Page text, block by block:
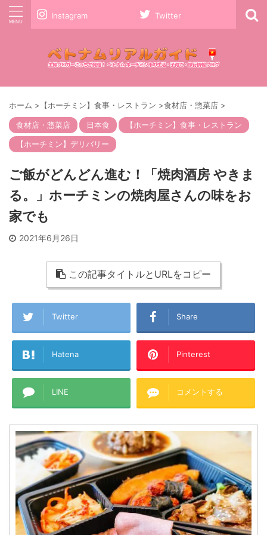
Instagram Twitter
ホーム > 【ホーチミン】食事・レストラン >食材店・惣菜店 >
食材店・惣菜店 日本食
【ホーチミン】食事・レストラン
【ホーチミン】デリバリー
ご飯がどんどん進む！「焼肉酒房 やきま
る。」ホーチミンの焼肉屋さんの味をお
家でも
2021年6月26日
この記事タイトルとURLをコピー
Twitter Share
Hatena Pinterest
LINE コメントする